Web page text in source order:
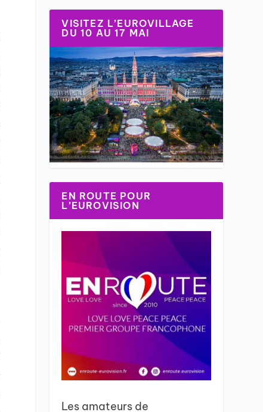
VISITEZ L’EUROVILLAGE
DU 10 AU 17 MAI
EN ROUTE POUR
L’EUROVISION
Les amateurs de